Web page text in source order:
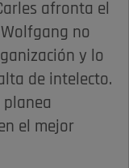
afronta el
no
y lo
de intelecto.
planea
el mejor